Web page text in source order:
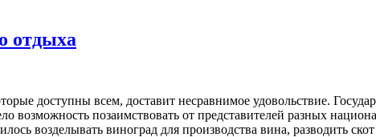
отдыха
доступны всем, доставит несравнимое удовольствие.
возможность позаимствовать от представителей разных
возделывать виноград для производства вина, разводить